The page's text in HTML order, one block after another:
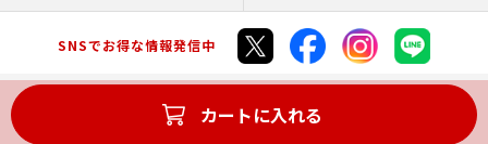
カートに入れる
SNSでお得な情報発信中